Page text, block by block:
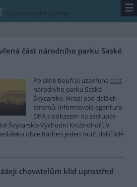
/ zpravodajství / zprávy ☰
část národního parku Saské
Po silné bouři je uzavřena část
národního parku Saské
Švýcarsko. Hrozí pád dalších
stromů, informovala agentura
DPA s odkazem na zástupce
Švýcarsko-Východní Krušnohoří. V
obce Rathen jeden muž, další lidé
chovatelům klid uprostřed